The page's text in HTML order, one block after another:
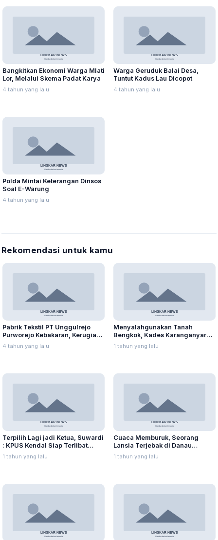
Bangkitkan Ekonomi Warga Mlati
Lor, Melalui Skema Padat Karya
4 tahun yang lalu
Warga Geruduk Balai Desa,
Tuntut Kadus Lau Dicopot
4 tahun yang lalu
Polda Mintai Keterangan Dinsos
Soal E-Warung
4 tahun yang lalu
Rekomendasi untuk kamu
Pabrik Tekstil PT Unggulrejo
Purworejo Kebakaran, Kerugian
Capai Puluhan Juta Rupiah
4 tahun yang lalu
Menyalahgunakan Tanah
Bengkok, Kades Karanganyar
Ditangkap Kejari
1 tahun yang lalu
Terpilih Lagi jadi Ketua, Suwardi
: KPUS Kendal Siap Terlibat
Suplai Telur untuk MBG
1 tahun yang lalu
Cuaca Memburuk, Seorang
Lansia Terjebak di Danau
Rawapening Saat Mencari
Enceng Gondok
1 tahun yang lalu